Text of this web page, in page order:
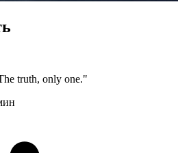
truth, only one."